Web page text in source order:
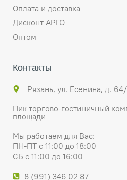
Оплата и доставка
Дисконт АРГО
Оптом
Контакты
Рязань, ул. Есенина, д.
Пик торгово-гостиничный
площади
Мы работаем для Вас:
ПН-ПТ с 11:00 до 18:00
СБ с 11:00 до 16:00
8 (991) 346 02 87